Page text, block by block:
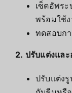
เซ็ตอัพร
พร้อมใช้
ทดสอบก
2. ปรับแต่งแล
ปรับแต่ง